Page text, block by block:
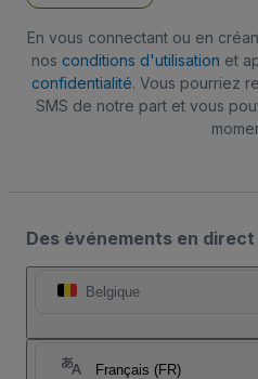
En vous connectant ou en
nos conditions d'utilisation et
confidentialité. Vous pourriez
SMS de notre part et vous
Des événements en
Belgique
Français (FR)